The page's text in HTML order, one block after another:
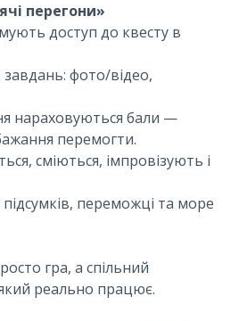
перегони»
доступ до квесту в
фото/відео,
нараховуються бали —
перемогти.
сміються, імпровізують і
переможці та море
гра, а спільний
реально працює.